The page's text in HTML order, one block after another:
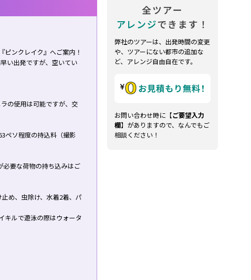
ピンクレイク』へご案内！
い出発ですが、空いてい
の使用は可能ですが、交
ペソ程度の持込料（撮影
要な荷物の持ち込みはご
め、虫除け、水着2着、パ
キルで遊泳の際はウォータ
全ツアー
アレンジできます！
弊社のツアーは、出発時間の変更
や、ツアーにない都市の追加な
ど、アレンジ自由自在です。
お問い合わせ時に【ご要望入力
欄】がありますので、なんでもご
相談ください！